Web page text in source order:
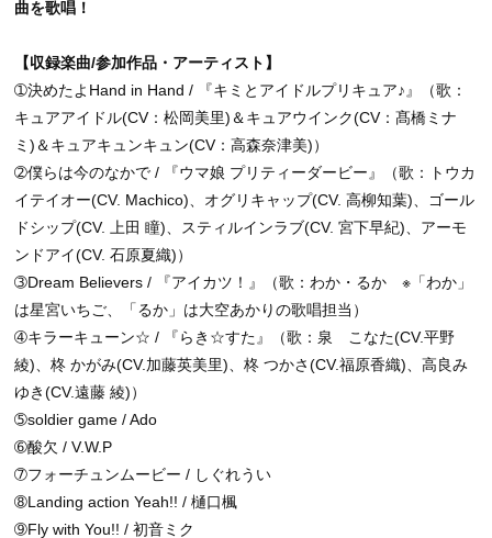
曲を歌唱！
【収録楽曲/参加作品・アーティスト】
➀決めたよHand in Hand / 『キミとアイドルプリキュア♪』（歌：
キュアアイドル(CV：松岡美里)＆キュアウインク(CV：髙橋ミナ
ミ)＆キュアキュンキュン(CV：高森奈津美)）
➁僕らは今のなかで / 『ウマ娘 プリティーダービー』（歌：トウカ
イテイオー(CV. Machico)、オグリキャップ(CV. 高柳知葉)、ゴール
ドシップ(CV. 上田 瞳)、スティルインラブ(CV. 宮下早紀)、アーモ
ンドアイ(CV. 石原夏織)）
➂Dream Believers / 『アイカツ！』（歌：わか・るか ※「わか」
は星宮いちご、「るか」は大空あかりの歌唱担当）
➃キラーキューン☆ / 『らき☆すた』（歌：泉 こなた(CV.平野
綾)、柊 かがみ(CV.加藤英美里)、柊 つかさ(CV.福原香織)、高良み
ゆき(CV.遠藤 綾)）
➄soldier game / Ado
➅酸欠 / V.W.P
➆フォーチュンムービー / しぐれうい
➇Landing action Yeah!! / 樋口楓
➈Fly with You!! / 初音ミク